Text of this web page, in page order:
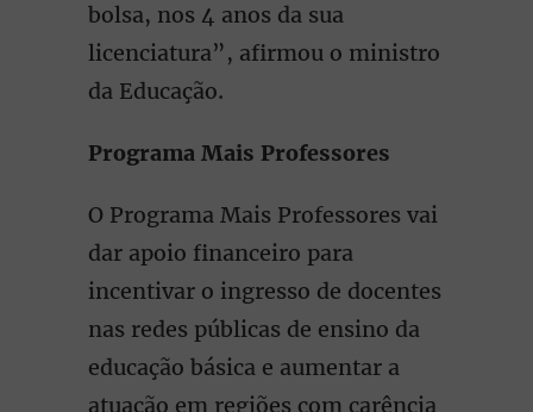
bolsa, nos 4 anos da sua
licenciatura”, afirmou o ministro
da Educação.
Programa Mais Professores
O Programa Mais Professores vai
dar apoio financeiro para
incentivar o ingresso de docentes
nas redes públicas de ensino da
educação básica e aumentar a
atuação em regiões com carência